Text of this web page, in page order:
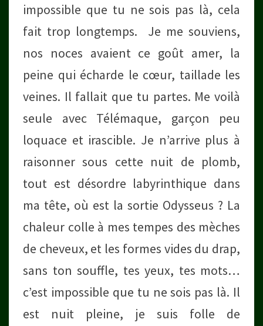
impossible que tu ne sois pas là, cela
fait trop longtemps. Je me souviens,
nos noces avaient ce goût amer, la
peine qui écharde le cœur, taillade les
veines. Il fallait que tu partes. Me voilà
seule avec Télémaque, garçon peu
loquace et irascible. Je n’arrive plus à
raisonner sous cette nuit de plomb,
tout est désordre labyrinthique dans
ma tête, où est la sortie Odysseus ? La
chaleur colle à mes tempes des mèches
de cheveux, et les formes vides du drap,
sans ton souffle, tes yeux, tes mots…
c’est impossible que tu ne sois pas là. Il
est nuit pleine, je suis folle de